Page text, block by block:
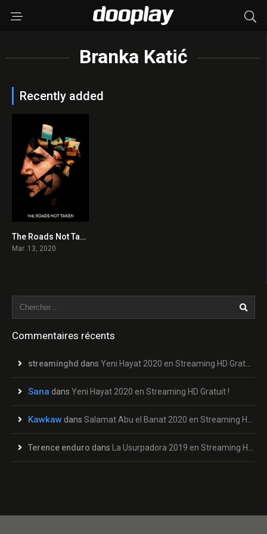
Branka Katić
Recently added
4.6The Roads Not Taken 2020 en Streaming HD Gratuit !
Mar. 13, 2020
Commentaires récents
streaminghd dans Yeni Hayat 2020 en Streaming HD Gratuit !
Sana dans Yeni Hayat 2020 en Streaming HD Gratuit !
Kawkaw dans Salamat Abu el Banat 2020 en Streaming HD Gratuit !
Terence enduro dans La Usurpadora 2019 en Streaming HD Gratuit !